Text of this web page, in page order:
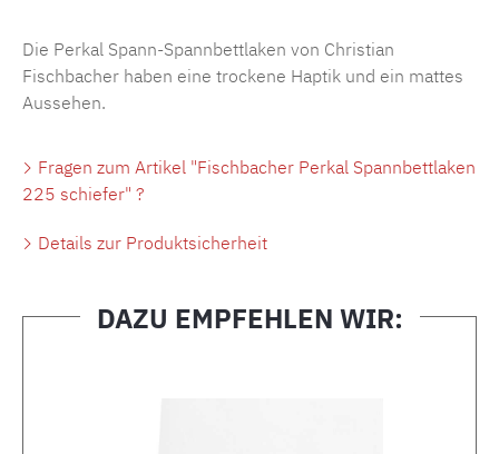
Die Perkal Spann-Spannbettlaken von Christian
Fischbacher haben eine trockene Haptik und ein mattes
Aussehen.
Fragen zum Artikel "Fischbacher Perkal Spannbettlaken
225 schiefer" ?
Details zur Produktsicherheit
DAZU EMPFEHLEN WIR: